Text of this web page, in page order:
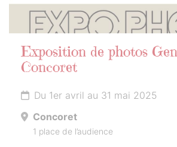
Exposition de photos
Concoret
Du 1er avril au 31 mai 2025
Concoret
1 place de l’audience